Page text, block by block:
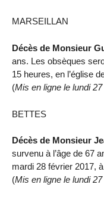
MARSEILLAN
Décès de Monsieur
ans. Les obsèques
15 heures, en l’église
(Mis en ligne le lundi
BETTES
Décès de Monsieur
survenu à l’âge de 67
mardi 28 février 2017,
(Mis en ligne le lundi